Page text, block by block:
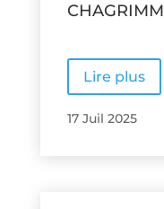
CHAGRIMM
Lire plus
17 Juil 2025